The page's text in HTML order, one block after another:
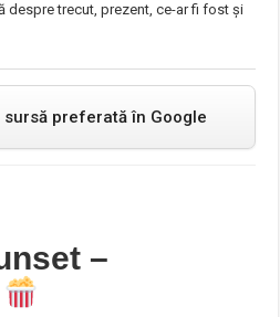
despre trecut, prezent, ce-ar fi fost și
preferată în Google
–